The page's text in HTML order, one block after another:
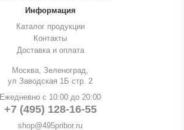
Информация
Каталог продукции
Контакты
Доставка и оплата
Москва, Зеленоград,
ул Заводская 1Б стр. 2
Ежедневно с 10:00 до 20:00
+7 (495) 128-16-55
shop@495pribor.ru